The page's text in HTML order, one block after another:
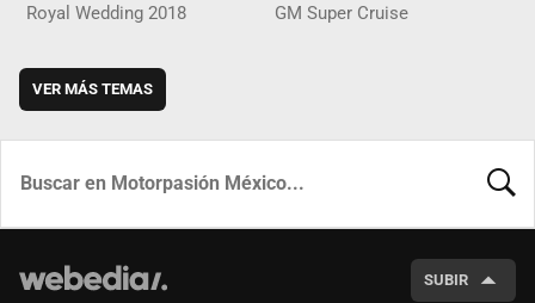
Royal Wedding 2018 GM Super Cruise
VER MÁS TEMAS
SUBIR